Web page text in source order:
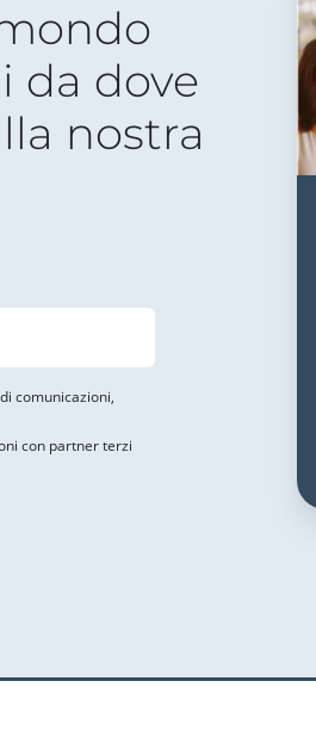
da dove
nostra
comunicazioni,
con partner terzi